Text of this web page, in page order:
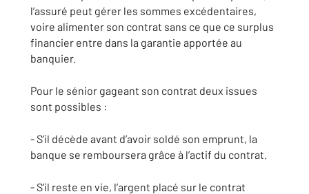
l’assuré peut gérer les sommes excédentaires,
voire alimenter son contrat sans ce que ce surplus
financier entre dans la garantie apportée au
banquier.
Pour le sénior gageant son contrat deux issues
sont possibles :
- S’il décède avant d’avoir soldé son emprunt, la
banque se remboursera grâce à l’actif du contrat.
- S’il reste en vie, l’argent placé sur le contrat